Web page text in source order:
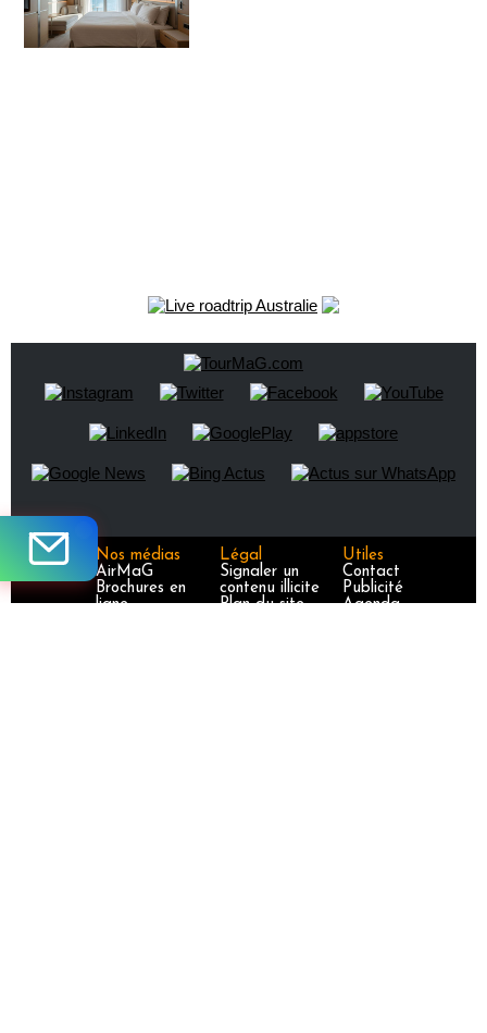
Nos médias
AirMaG
Brochures en
ligne
Légal
Signaler un
contenu illicite
Plan du site
Utiles
Contact
Publicité
Agenda